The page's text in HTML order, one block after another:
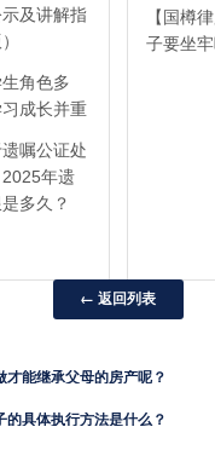
及讲解指
生角色多
成长并重
遗嘱公证处
年遗
多久？
【国樽
子要坐
← 返回列表
能继承父母的房产呢？
具体执行方法是什么？